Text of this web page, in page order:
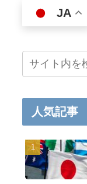
JA
人気記事